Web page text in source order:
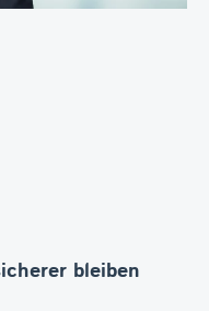
bleiben